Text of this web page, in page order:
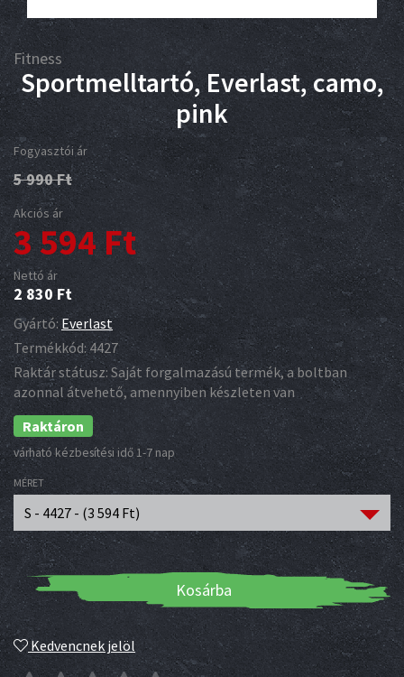
Fitness
Sportmelltartó, Everlast, camo,
pink
Fogyasztói ár
5 990Ft
Akciós ár
3 594Ft
Nettó ár
2 830Ft
Gyártó:Everlast
Termékkód:4427
Raktár státusz: Saját forgalmazású termék, a boltban
azonnal átvehető, amennyiben készleten van
Raktáron
várható kézbesítési idő 1-7 nap
MÉRET
S - 4427 - (3 594 Ft)
Kosárba
Kedvencnek jelöl